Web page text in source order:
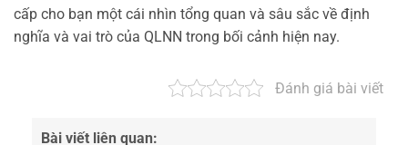
cấp cho bạn một cái nhìn tổng quan và sâu sắc về định
nghĩa và vai trò của QLNN trong bối cảnh hiện nay.
Đánh giá bài viết
Bài viết liên quan: